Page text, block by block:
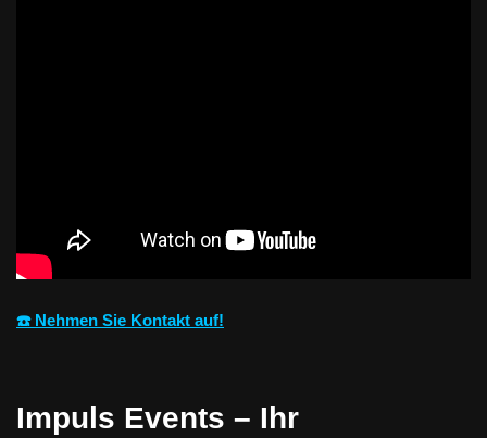
☎️ Nehmen Sie Kontakt auf!
Impuls Events – Ihr